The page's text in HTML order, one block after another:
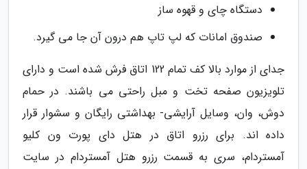
دستگاه چای و قهوه ساز
صندوق امانات که لپ تاپ هم درون آن جا می گیرد.
جدای از موارد بالا کف تمام 122 اتاق فرش شده است و دارای
تلویزیون صفحه تخت و مبل راحتی می باشند. در حمام
دوش، وان، وسایل آرایشی- بهداشتی رایگان و سشوار قرار
داده اند. برای رزرو اتاق در هتل دای پورت ون کلیو
آمستردام، سری به قسمت رزرو هتل آمستردام در سایت